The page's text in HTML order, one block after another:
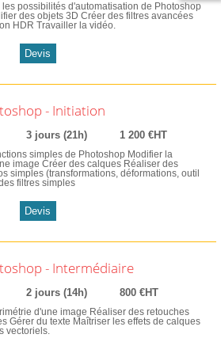
les possibilités d'automatisation de Photoshop
des objets 3D Créer des filtres avancées
HDR Travailler la vidéo.
Devis
- Initiation
3 jours (21h) 1 200 €HT
simples de Photoshop Modifier la
image Créer des calques Réaliser des
simples (transformations, déformations, outil
filtres simples
Devis
- Intermédiaire
2 jours (14h) 800 €HT
d'une image Réaliser des retouches
Gérer du texte Maîtriser les effets de calques
vectoriels.